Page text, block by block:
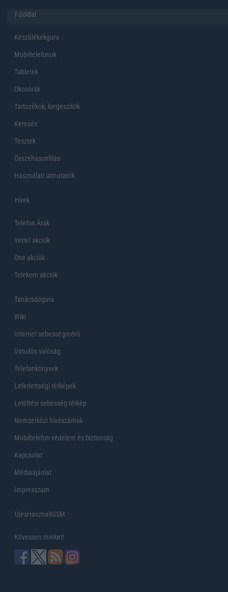
Főoldal
Készülékekguru
Mobiltelefonok
Tabletek
Okosórák
Tartozékok, kiegeszítők
Keresés
Tesztek
Összehasonlítás
Használati útmutatók
Hirek
Telefon Árak
Yettel akciók
One akciók
Telekom akciók
Tanácsdóguru
Wiki
Internet sebességmérő
Virtuális valóság
Telefonkönyvek
Lefedettségi térképek
Letöltési sebesség térkép
Nemzetközi hívószámok
Mobiltelefon védelem és biztonság
Kapcsolat
Médiaajánlat
Impresszum
UjesHasznaltGSM
Kövessen minket!